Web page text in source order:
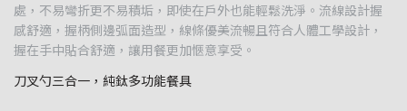
處，不易彎折更不易積垢，即使在戶外也能輕鬆洗淨。流線設計握
感舒適，握柄側邊弧面造型，線條優美流暢且符合人體工學設計，
握在手中貼合舒適，讓用餐更加愜意享受。
刀叉勺三合一，純鈦多功能餐具